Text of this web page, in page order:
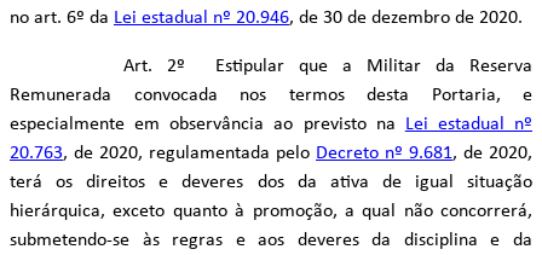
no art. 6º da Lei estadual nº 20.946, de 30 de dezembro de 2020.
Art. 2º Estipular que a Militar da Reserva
Remunerada convocada nos termos desta Portaria, e
especialmente em observância ao previsto na
Lei estadual nº
20.763, de 2020, regulamentada pelo Decreto nº 9.681, de 2020,
terá os direitos e deveres dos da ativa de igual situação
hierárquica, exceto quanto à promoção, a qual não concorrerá,
submetendo-se às regras e aos deveres da disciplina e da